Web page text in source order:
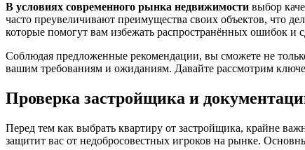
В условиях современного рынка недвижимости выбор
часто преувеличивают преимущества своих объектов, что
которые помогут вам избежать распространённых ошибок и
Соблюдая предложенные рекомендации, вы сможете не
вашим требованиям и ожиданиям. Давайте рассмотрим
Проверка застройщика и
Перед тем как выбрать квартиру от застройщика, крайне
защитит вас от недобросовестных игроков на рынке.